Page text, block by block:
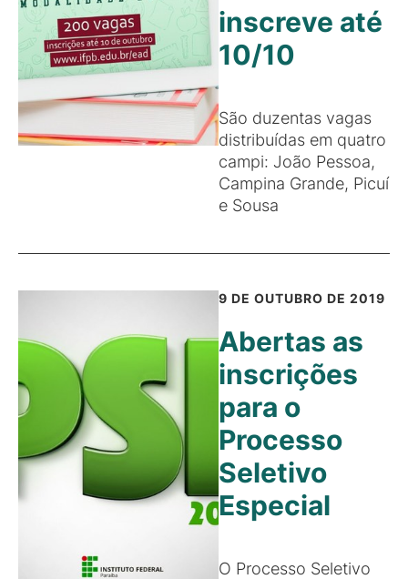
inscreve até
10/10
São duzentas vagas
distribuídas em quatro
campi: João Pessoa,
Campina Grande, Picuí
e Sousa
9 DE OUTUBRO DE 2019
Abertas as
inscrições
para o
Processo
Seletivo
Especial
O Processo Seletivo